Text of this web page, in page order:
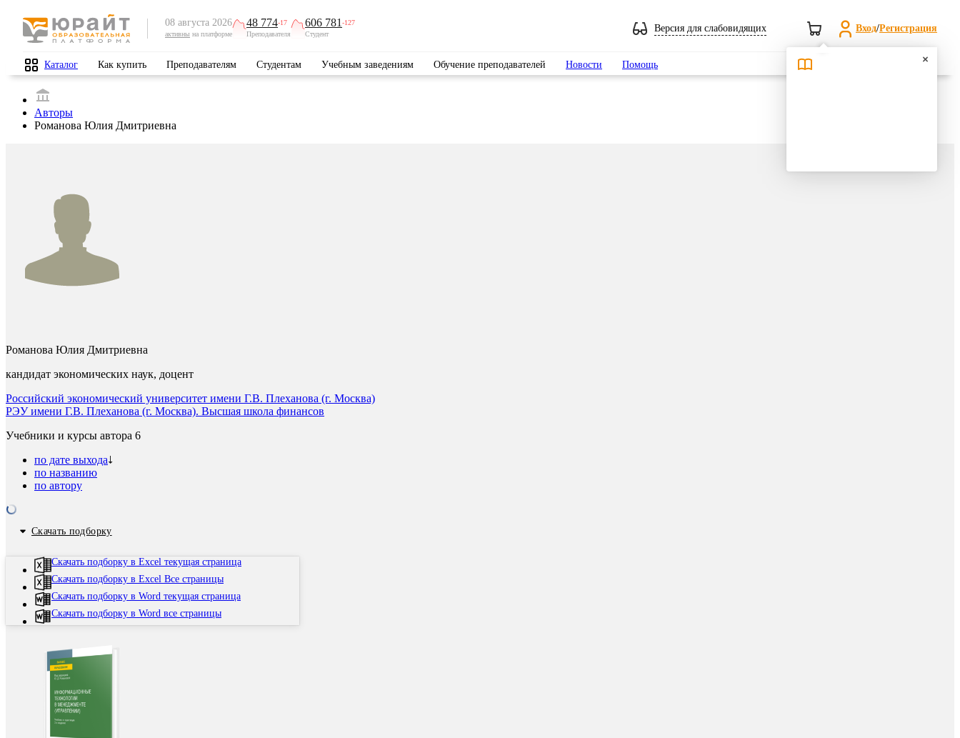
08 августа 2026
активны на платформе
48 774-17
Преподавателя
606 781 -127
Студент
Версия для слабовидящих Вход/Регистрация
Каталог Как купить Преподавателям Студентам Учебным заведениям Обучение преподавателей Новости Помощь Поиск
Авторы
Романова Юлия Дмитриевна
Романова Юлия Дмитриевна
кандидат экономических наук, доцент
Российский экономический университет имени Г.В. Плеханова (г. Москва)
РЭУ имени Г.В. Плеханова (г. Москва). Высшая школа финансов
Учебники и курсы автора 6
по дате выхода
по названию
по автору
Скачать подборку
Скачать подборку в Excel текущая страница
Скачать подборку в Excel Все страницы
Скачать подборку в Word текущая страница
Скачать подборку в Word все страницы